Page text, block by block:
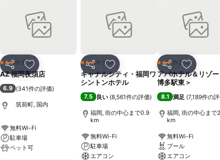
シェア お気に入りに追加
3 ホテルのランク
ホテル
AZ 福岡夜須店
6.9 (341件の評価)
筑前町, 国内
無料Wi-Fi
駐車場
ペット可
シェア お気に入りに追加
3 ホテルのランク
ホテル
キャナルシティ・福岡ワ
シントンホテル
7.5 良い (8,561件の評価)
福岡, 街の中心まで0.9
km
無料Wi-Fi
駐車場
エアコン
シェア お気に入
3 ホテルのランク
ホテル
アパホテル＆リゾ
博多駅東＞
8.1 満足 (7,189件の
福岡, 街の中心まで
km
無料Wi-Fi
プール
エアコン